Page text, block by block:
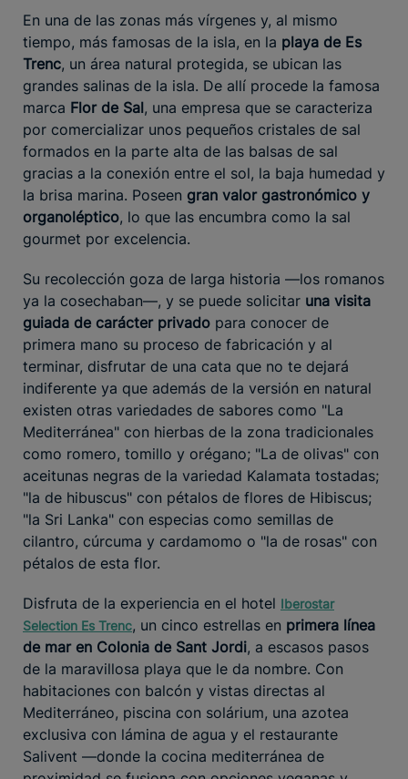
En una de las zonas más vírgenes y, al mismo
tiempo, más famosas de la isla, en la playa de Es
Trenc, un área natural protegida, se ubican las
grandes salinas de la isla. De allí procede la famosa
marca Flor de Sal, una empresa que se caracteriza
por comercializar unos pequeños cristales de sal
formados en la parte alta de las balsas de sal
gracias a la conexión entre el sol, la baja humedad y
la brisa marina. Poseen gran valor gastronómico y
organoléptico, lo que las encumbra como la sal
gourmet por excelencia.
Su recolección goza de larga historia —los romanos
ya la cosechaban—, y se puede solicitar una visita
guiada de carácter privado para conocer de
primera mano su proceso de fabricación y al
terminar, disfrutar de una cata que no te dejará
indiferente ya que además de la versión en natural
existen otras variedades de sabores como "La
Mediterránea" con hierbas de la zona tradicionales
como romero, tomillo y orégano; "La de olivas" con
aceitunas negras de la variedad Kalamata tostadas;
"la de hibuscus" con pétalos de flores de Hibiscus;
"la Sri Lanka" con especias como semillas de
cilantro, cúrcuma y cardamomo o "la de rosas" con
pétalos de esta flor.
Disfruta de la experiencia en el hotel Iberostar
Selection Es Trenc, un cinco estrellas en primera línea
de mar en Colonia de Sant Jordi, a escasos pasos
de la maravillosa playa que le da nombre. Con
habitaciones con balcón y vistas directas al
Mediterráneo, piscina con solárium, una azotea
exclusiva con lámina de agua y el restaurante
Salivent —donde la cocina mediterránea de